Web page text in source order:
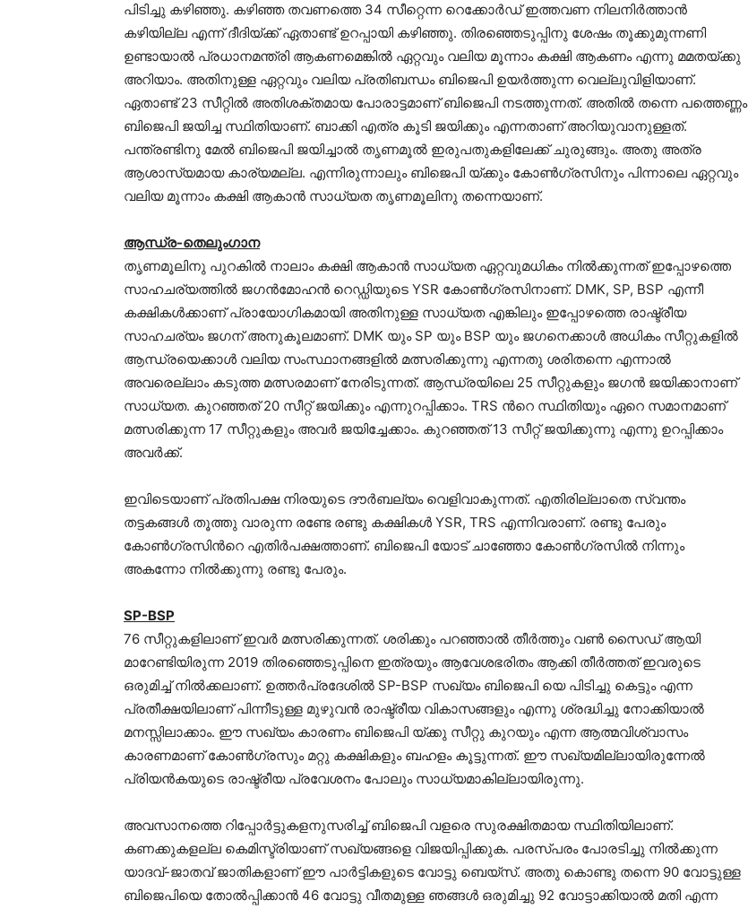
പിടിച്ചു കഴിഞ്ഞു. കഴിഞ്ഞ തവണത്തെ 34 സീറ്റെന്ന റെക്കോര്‍ഡ് ഇത്തവണ നിലനിര്‍ത്താന്‍
കഴിയില്ല എന്ന് ദീദിയ്ക്ക് ഏതാണ്ട് ഉറപ്പായി കഴിഞ്ഞു. തിരഞ്ഞെടുപ്പിനു ശേഷം തൂക്കുമുന്നണി
ഉണ്ടായാല്‍ പ്രധാനമന്ത്രി ആകണമെങ്കിൽ ഏറ്റവും വലിയ മൂന്നാം കക്ഷി ആകണം എന്നു മമതയ്ക്കു
അറിയാം. അതിനുള്ള ഏറ്റവും വലിയ പ്രതിബന്ധം ബിജെപി ഉയര്‍ത്തുന്ന വെല്ലുവിളിയാണ്.
ഏതാണ്ട് 23 സീറ്റില്‍ അതിശക്തമായ പോരാട്ടമാണ് ബിജെപി നടത്തുന്നത്. അതില്‍ തന്നെ പത്തെണ്ണം
ബിജെപി ജയിച്ച സ്ഥിതിയാണ്. ബാക്കി എത്ര കൂടി ജയിക്കും എന്നതാണ് അറിയുവാനുള്ളത്.
പന്ത്രണ്ടിനു മേല്‍ ബിജെപി ജയിച്ചാല്‍ തൃണമൂല്‍ ഇരുപതുകളിലേക്ക് ചുരുങ്ങും. അതു അത്ര
ആശാസ്യമായ കാര്യമല്ല. എന്നിരുന്നാലും ബിജെപി യ്ക്കും കോണ്‍ഗ്രസിനും പിന്നാലെ ഏറ്റവും
വലിയ മൂന്നാം കക്ഷി ആകാന്‍ സാധ്യത തൃണമൂലിനു തന്നെയാണ്.
ആന്ധ്ര-തെലുംഗാന
തൃണമൂലിനു പുറകില്‍ നാലാം കക്ഷി ആകാന്‍ സാധ്യത ഏറ്റവുമധികം നില്‍ക്കുന്നത് ഇപ്പോഴത്തെ
സാഹചര്യത്തില്‍ ജഗന്‍മോഹന്‍ റെഡ്ഡിയുടെ YSR കോണ്‍ഗ്രസിനാണ്. DMK, SP, BSP എന്നീ
കക്ഷികള്‍ക്കാണ് പ്രായോഗികമായി അതിനുള്ള സാധ്യത എങ്കിലും ഇപ്പോഴത്തെ രാഷ്ട്രീയ
സാഹചര്യം ജഗന് അനുകൂലമാണ്. DMK യും SP യും BSP യും ജഗനെക്കാള്‍ അധികം സീറ്റുകളില്‍
ആന്ധ്രയെക്കാള്‍ വലിയ സംസ്ഥാനങ്ങളില്‍ മത്സരിക്കുന്നു എന്നതു ശരിതന്നെ എന്നാല്‍
അവരെല്ലാം കടുത്ത മത്സരമാണ് നേരിടുന്നത്. ആന്ധ്രയിലെ 25 സീറ്റുകളും ജഗന്‍ ജയിക്കാനാണ്
സാധ്യത. കുറഞ്ഞത് 20 സീറ്റ് ജയിക്കും എന്നുറപ്പിക്കാം. TRS ന്‍റെ സ്ഥിതിയും ഏറെ സമാനമാണ്
മത്സരിക്കുന്ന 17 സീറ്റുകളും അവര്‍ ജയിച്ചേക്കാം. കുറഞ്ഞത് 13 സീറ്റ് ജയിക്കുന്നു എന്നു ഉറപ്പിക്കാം
അവര്‍ക്ക്.
ഇവിടെയാണ് പ്രതിപക്ഷ നിരയുടെ ദൗര്‍ബല്യം വെളിവാകുന്നത്. എതിരില്ലാതെ സ്വന്തം
തട്ടകങ്ങള്‍ തൂത്തു വാരുന്ന രണ്ടേ രണ്ടു കക്ഷികള്‍ YSR, TRS എന്നിവരാണ്. രണ്ടു പേരും
കോണ്‍ഗ്രസിന്‍റെ എതിര്‍പക്ഷത്താണ്. ബിജെപി യോട് ചാഞ്ഞോ കോണ്‍ഗ്രസില്‍ നിന്നും
അകന്നോ നില്‍ക്കുന്നു രണ്ടു പേരും.
SP-BSP
76 സീറ്റുകളിലാണ് ഇവര്‍ മത്സരിക്കുന്നത്. ശരിക്കും പറഞ്ഞാല്‍ തീര്‍ത്തും വണ്‍ സൈഡ് ആയി
മാറേണ്ടിയിരുന്ന 2019 തിരഞ്ഞെടുപ്പിനെ ഇത്രയും ആവേശഭരിതം ആക്കി തീര്‍ത്തത് ഇവരുടെ
ഒരുമിച്ച് നില്‍ക്കലാണ്. ഉത്തര്‍പ്രദേശില്‍ SP-BSP സഖ്യം ബിജെപി യെ പിടിച്ചു കെട്ടും എന്ന
പ്രതീക്ഷയിലാണ് പിന്നീടുള്ള മുഴുവന്‍ രാഷ്ട്രീയ വികാസങ്ങളും എന്നു ശ്രദ്ധിച്ചു നോക്കിയാല്‍
മനസ്സിലാക്കാം. ഈ സഖ്യം കാരണം ബിജെപി യ്ക്കു സീറ്റു കുറയും എന്ന ആത്മവിശ്വാസം
കാരണമാണ് കോണ്‍ഗ്രസും മറ്റു കക്ഷികളും ബഹളം കൂട്ടുന്നത്. ഈ സഖ്യമില്ലായിരുന്നേല്‍
പ്രിയന്‍കയുടെ രാഷ്ട്രീയ പ്രവേശനം പോലും സാധ്യമാകില്ലായിരുന്നു.
അവസാനത്തെ റിപ്പോര്‍ട്ടുകളനുസരിച്ച് ബിജെപി വളരെ സുരക്ഷിതമായ സ്ഥിതിയിലാണ്.
കണക്കുകളല്ല കെമിസ്ട്രിയാണ് സഖ്യങ്ങളെ വിജയിപ്പിക്കുക. പരസ്പരം പോരടിച്ചു നില്‍ക്കുന്ന
യാദവ്-ജാതവ് ജാതികളാണ് ഈ പാര്‍ട്ടികളുടെ വോട്ടു ബെയ്സ്. അതു കൊണ്ടു തന്നെ 90 വോട്ടുള്ള
ബിജെപിയെ തോല്‍പ്പിക്കാന്‍ 46 വോട്ടു വീതമുള്ള ഞങ്ങള്‍ ഒരുമിച്ചു 92 വോട്ടാക്കിയാല്‍ മതി എന്ന